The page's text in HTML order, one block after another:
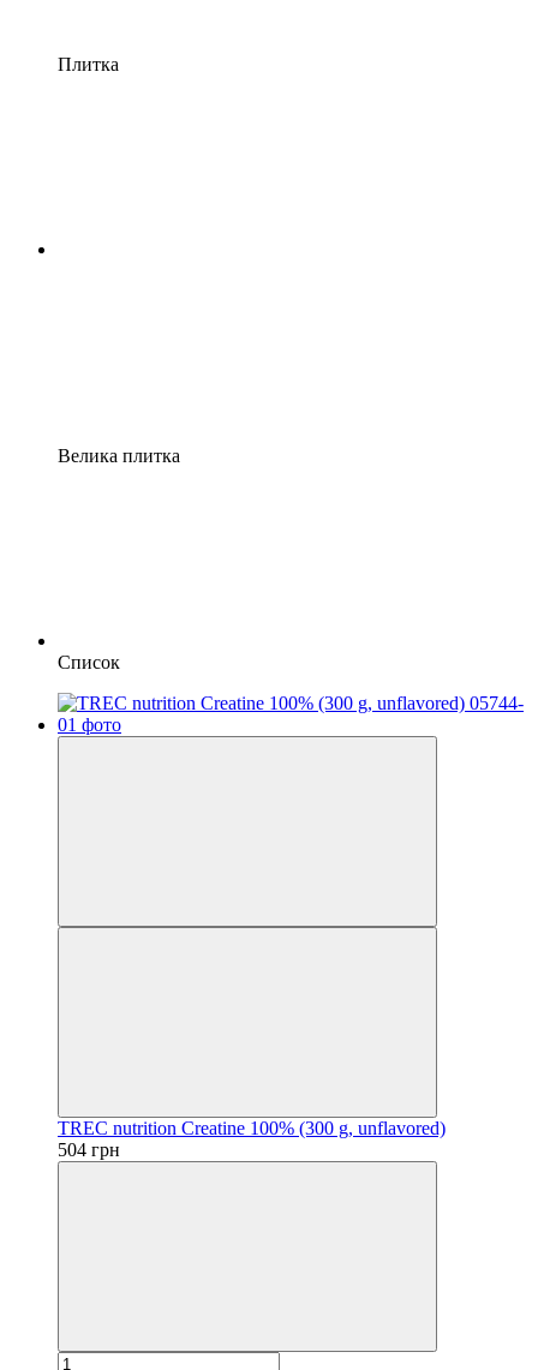
Плитка
Велика плитка
Список
TREC nutrition Creatine 100% (300 g, unflavored)
504 грн